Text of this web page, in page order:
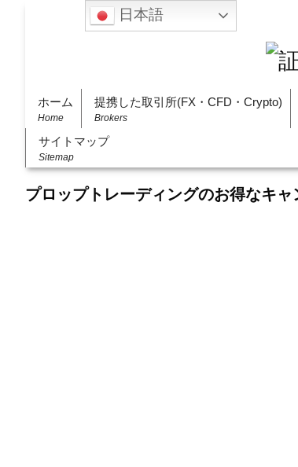
ホーム
Home
提携した取引所(FX・CFD・Crypto)
Brokers
サイトマップ
Sitemap
プロップトレーディングのお得なキャ
日本語